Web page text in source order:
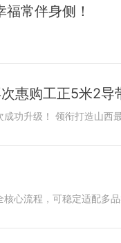
常伴身侧！
惠购工正5米2导
心流程，可稳定适配多